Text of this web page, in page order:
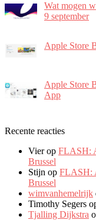
Wat mogen
9 september
Apple Store
Apple Store
App
Recente reacties
Vierop FLASH:
Brussel
Stijn op FLASH:
Brussel
wimvanhemelrijk
Timothy Segers
Tjalling Dijkstra